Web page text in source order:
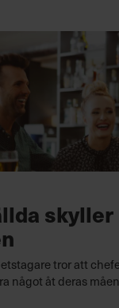
skyller
tror att
något åt deras